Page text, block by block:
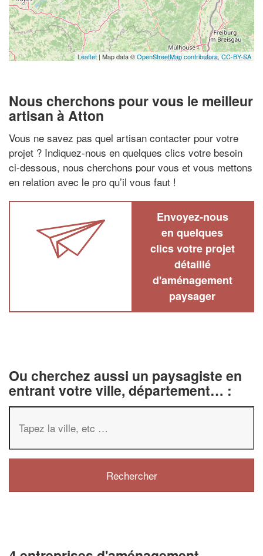
Leaflet | Map data ©OpenStreetMap contributors, CC-BY-SA
Nous cherchons pour vous le meilleur
artisan à Atton
Vous ne savez pas quel artisan contacter pour votre
projet ? Indiquez-nous en quelques clics votre besoin
ci-dessous, nous cherchons pour vous et vous mettons
en relation avec le pro qu’il vous faut !
Envoyez-nous
en quelques
clics votre projet
détaillé
d'aménagement
paysager
Ou cherchez aussi un paysagiste en
entrant votre ville, département… :